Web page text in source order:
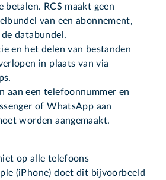
RCS maakt geen
van een abonnement,
databundel.
en het delen van bestanden
in plaats van via
aan een telefoonnummer en
of WhatsApp aan
worden aangemaakt.
op alle telefoons
(iPhone) doet dit bijvoorbeeld